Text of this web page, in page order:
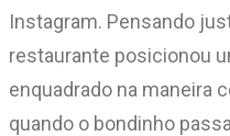
Instagram. Pensando
restaurante posicionou
enquadrado na maneira
quando o bondinho